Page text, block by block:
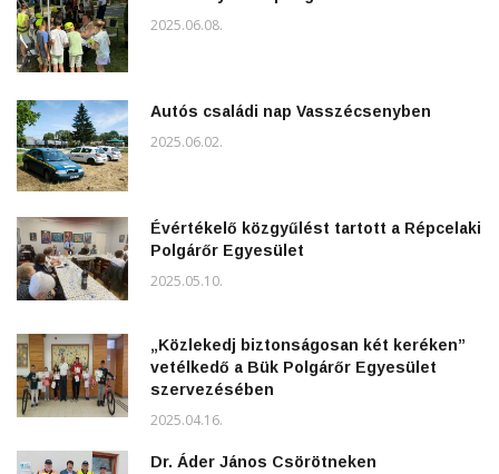
2025.06.08.
Autós családi nap Vasszécsenyben
2025.06.02.
Évértékelő közgyűlést tartott a Répcelaki
Polgárőr Egyesület
2025.05.10.
„Közlekedj biztonságosan két keréken”
vetélkedő a Bük Polgárőr Egyesület
szervezésében
2025.04.16.
Dr. Áder János Csörötneken